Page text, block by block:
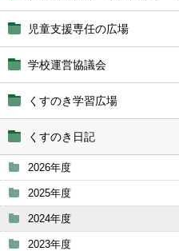
児童支援専任の広場
学校運営協議会
くすのき学習広場
くすのき日記
2026年度
2025年度
2024年度
2023年度